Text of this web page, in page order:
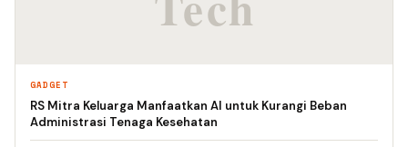
GADGET
RS Mitra Keluarga Manfaatkan AI untuk Kurangi Beban
Administrasi Tenaga Kesehatan